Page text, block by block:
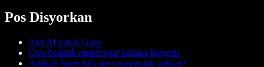
Pos Disyorkan
Alat AI untuk Guru
Cara berlatih mendengar bahasa Inggeris
Adakah Speechify percuma untuk pelajar?